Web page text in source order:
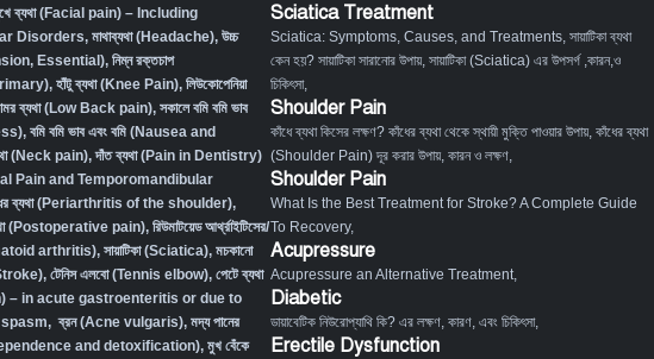
ব্যথা (Facial pain) – Including
Disorders, মাথাব্যথা (Headache), উচ্চ
Essential), নিম্ন রক্তচাপ
, হাঁটু ব্যথা (Knee Pain), লিউকোপেনিয়া
ব্যথা (Low Back pain), সকালে বমি বমি ভাব
, বমি বমি ভাব এবং বমি (Nausea and
(Neck pain),দাঁত ব্যথা (Pain in Dentistry)
Pain and Temporomandibular
ব্যথা (Periarthritis of the shoulder),
(Postoperative pain), রিউমাটয়েড আর্থ্রাইটিসের/
arthritis), সায়াটিকা (Sciatica), মচকানো
, টেনিস এলবো (Tennis elbow), পেটে ব্যথা
– in acute gastroenteritis or due to
, ব্রন (Acne vulgaris), মদ্য পানের
and detoxification), মুখ বেঁকে
Sciatica Treatment
Sciatica: Symptoms, Causes, and Treatments, সায়াটিকা ব্যথা
কেন হয়? সায়াটিকা সারানোর উপায়, সায়াটিকা (Sciatica) এর উপসর্গ ,কারন,ও
চিকিৎসা,
Shoulder Pain
কাঁধে ব্যথা কিসের লক্ষণ? কাঁধের ব্যথা থেকে স্থায়ী মুক্তি পাওয়ার উপায়, কাঁধের ব্যথা
(Shoulder Pain) দূর করার উপায়, কারন ও লক্ষণ,
Shoulder Pain
What Is the Best Treatment for Stroke? A Complete Guide
To Recovery,
Acupressure
Acupressure an Alternative Treatment,
Diabetic
ডায়াবেটিক নিউরোপ্যাথি কি? এর লক্ষণ, কারণ, এবং চিকিৎসা,
Erectile Dysfunction